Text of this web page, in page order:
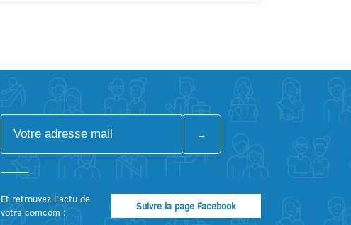
Et retrouvez l’actu de
votre comcom :
Suivre la page Facebook